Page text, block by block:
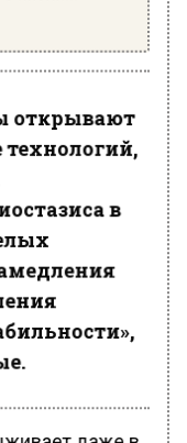
открывают
в
даже в